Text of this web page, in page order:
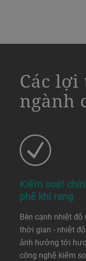
Các
ngành
Kiểm soát
phê khi rang
Bên cạnh nhiệt
thời gian - nhiệt
ảnh hưởng tới
công nghệ kiểm